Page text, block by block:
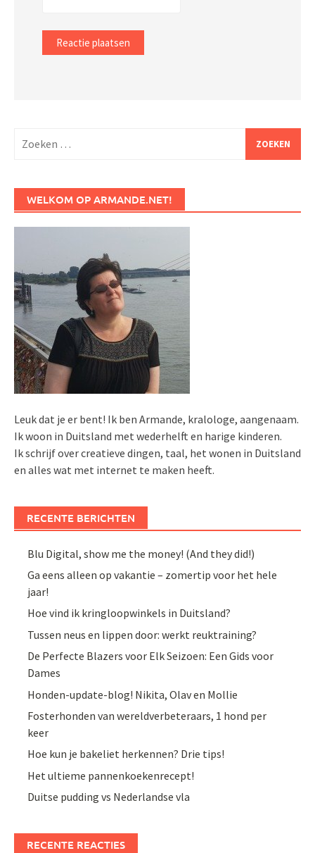
naar:
WELKOM OP ARMANDE.NET!
Leuk dat je er bent! Ik ben Armande, kralologe, aangenaam.
Ik woon in Duitsland met wederhelft en harige kinderen.
Ik schrijf over creatieve dingen, taal, het wonen in Duitsland
en alles wat met internet te maken heeft.
RECENTE BERICHTEN
Blu Digital, show me the money! (And they did!)
Ga eens alleen op vakantie – zomertip voor het hele
jaar!
Hoe vind ik kringloopwinkels in Duitsland?
Tussen neus en lippen door: werkt reuktraining?
De Perfecte Blazers voor Elk Seizoen: Een Gids voor
Dames
Honden-update-blog! Nikita, Olav en Mollie
Fosterhonden van wereldverbeteraars, 1 hond per
keer
Hoe kun je bakeliet herkennen? Drie tips!
Het ultieme pannenkoekenrecept!
Duitse pudding vs Nederlandse vla
RECENTE REACTIES